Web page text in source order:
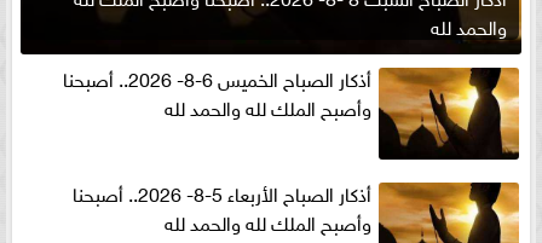
والحمد لله
أذكار الصباح الخميس 6-8- 2026.. أصبحنا
وأصبح الملك لله والحمد لله
أذكار الصباح الأربعاء 5-8- 2026.. أصبحنا
وأصبح الملك لله والحمد لله